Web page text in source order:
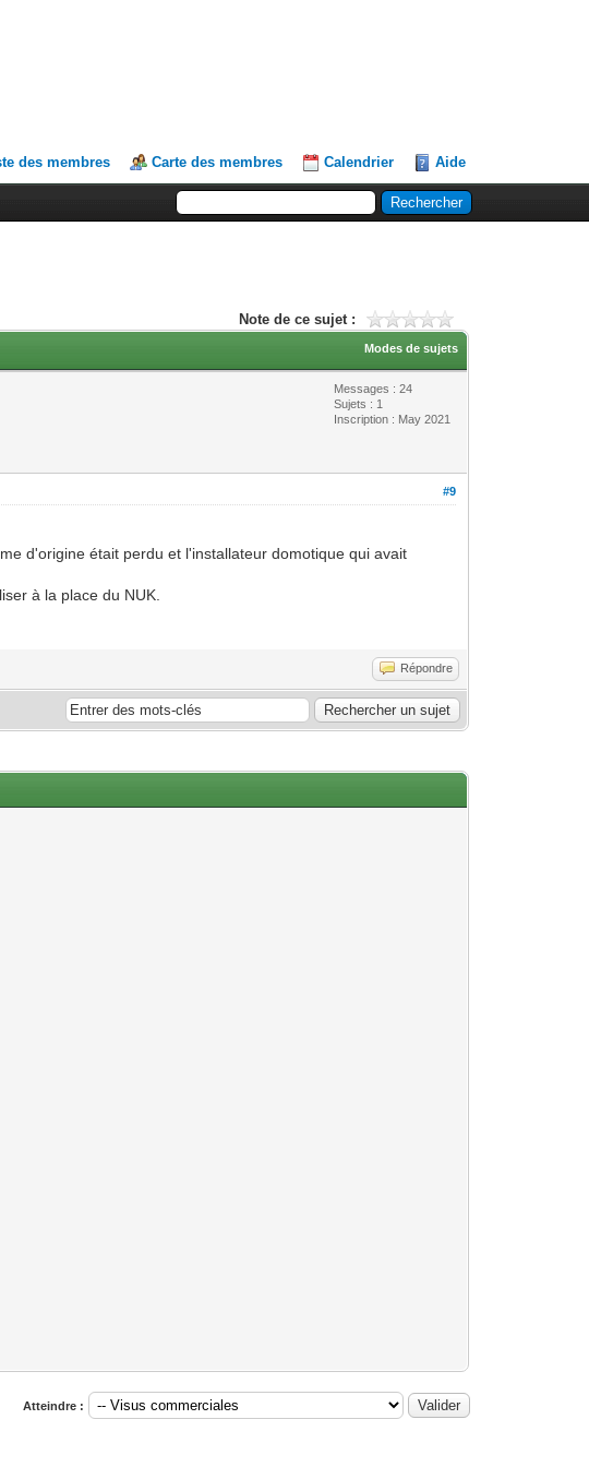
des membres Carte des membres Calendrier Aide
Note de ce sujet :
Modes de sujets
Messages : 24
Sujets : 1
Inscription : May 2021
#9
d'origine était perdu et l'installateur domotique qui avait
à la place du NUK.
Répondre
Atteindre :